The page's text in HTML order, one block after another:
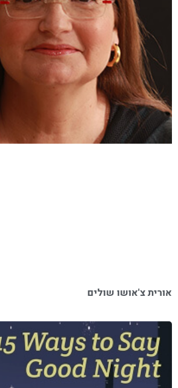
אורית צ'אושו שולים